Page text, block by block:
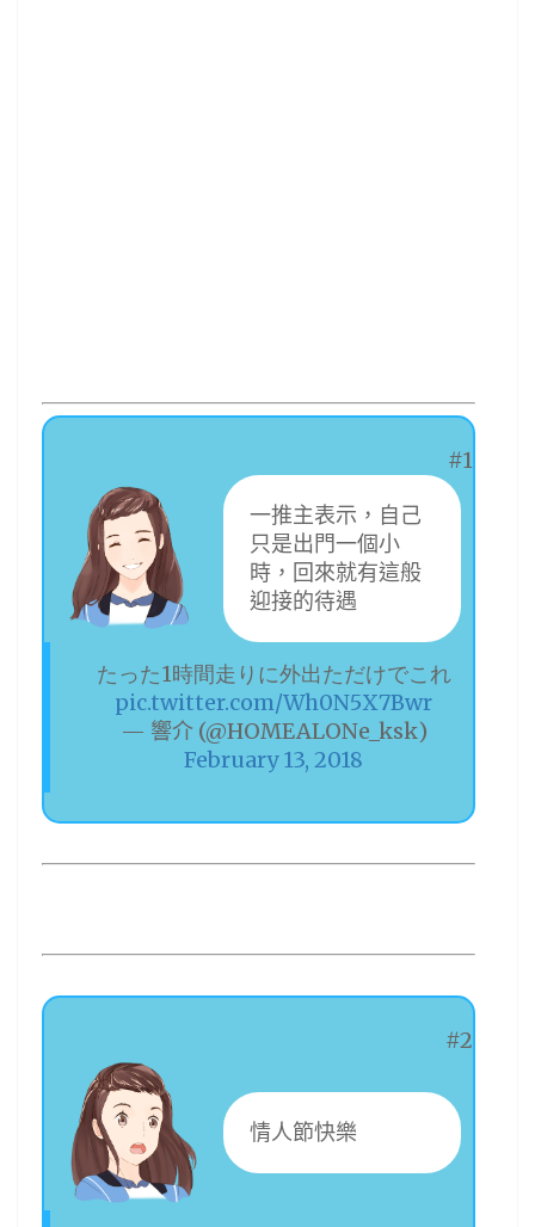
#1
一推主表示，自己
只是出門一個小
時，回來就有這般
迎接的待遇
たった1時間走りに外出ただけでこれ
pic.twitter.com/Wh0N5X7Bwr
— 響介 (@HOMEALONe_ksk)
February 13, 2018
#2
情人節快樂